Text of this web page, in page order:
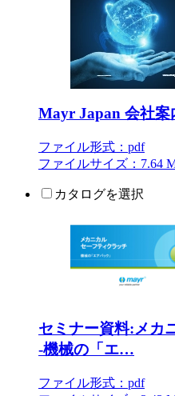
Mayr Japan 会社案
ファイル形式：pdf
ファイルサイズ：7.64
カタログを選択
セミナー資料:メカ
-機械の「エ…
ファイル形式：pdf